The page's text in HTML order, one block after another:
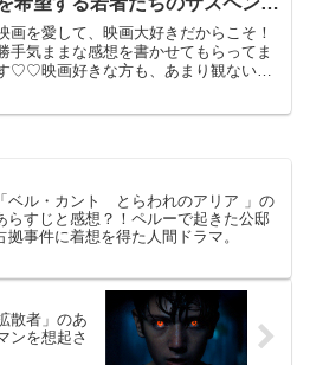
理ドラマ。
画を愛して、映画大好きだからこそ！
手気ままな感想を書かせてもらってま
♡♡映画好きな方も、あまり観ない方
「ベル・カント とらわれのアリア 」の
らすじと感想？！ペルーで起きた公邸
拠事件に着想を得た人間ドラマ。
散者」のあ
ンを想起さ